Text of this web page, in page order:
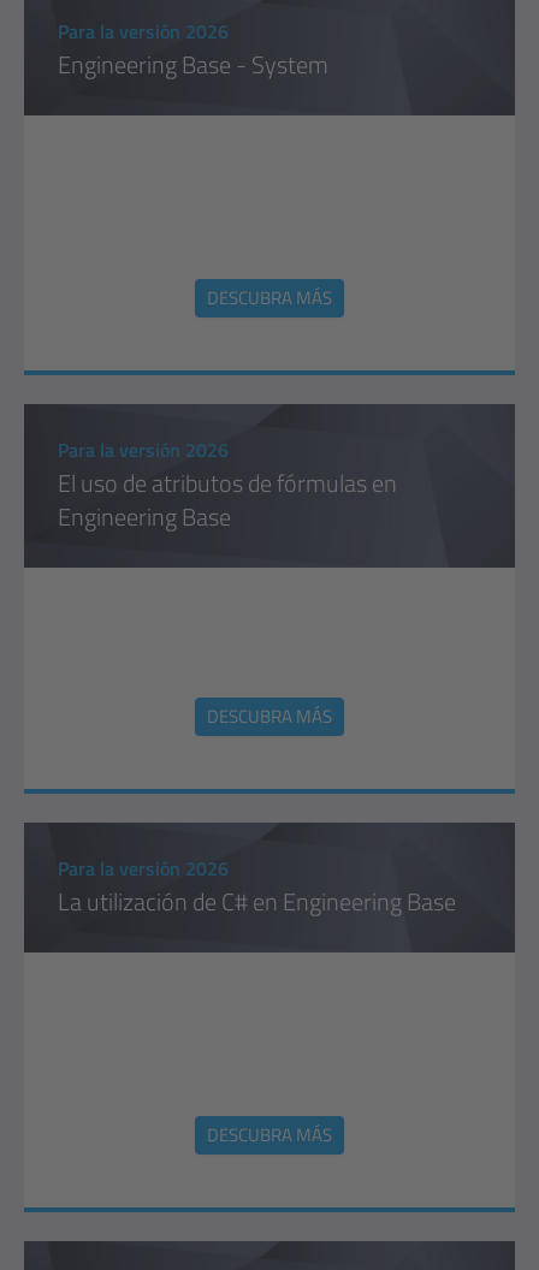
Para la versión 2026
Engineering Base - System
DESCUBRA MÁS
Para la versión 2026
El uso de atributos de fórmulas en
Engineering Base
DESCUBRA MÁS
Para la versión 2026
La utilización de C# en Engineering Base
DESCUBRA MÁS